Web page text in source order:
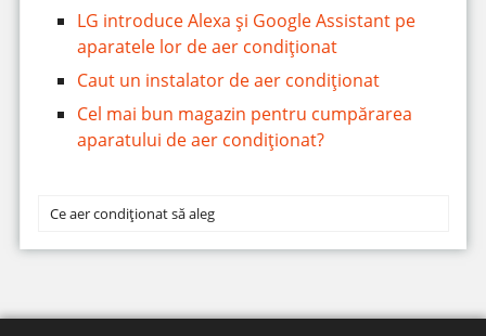
LG introduce Alexa și Google Assistant pe
aparatele lor de aer condiționat
Caut un instalator de aer condiționat
Cel mai bun magazin pentru cumpărarea
aparatului de aer condiționat?
Ce aer condiționat să aleg